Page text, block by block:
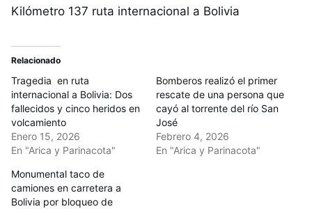
Kilómetro 137 ruta internacional a Bolivia
Relacionado
Tragedia en ruta
internacional a Bolivia: Dos
fallecidos y cinco heridos en
volcamiento
Enero 15, 2026
En "Arica y Parinacota"
Bomberos realizó el primer
rescate de una persona que
cayó al torrente del río San
José
Febrero 4, 2026
En "Arica y Parinacota"
Monumental taco de
camiones en carretera a
Bolivia por bloqueo de